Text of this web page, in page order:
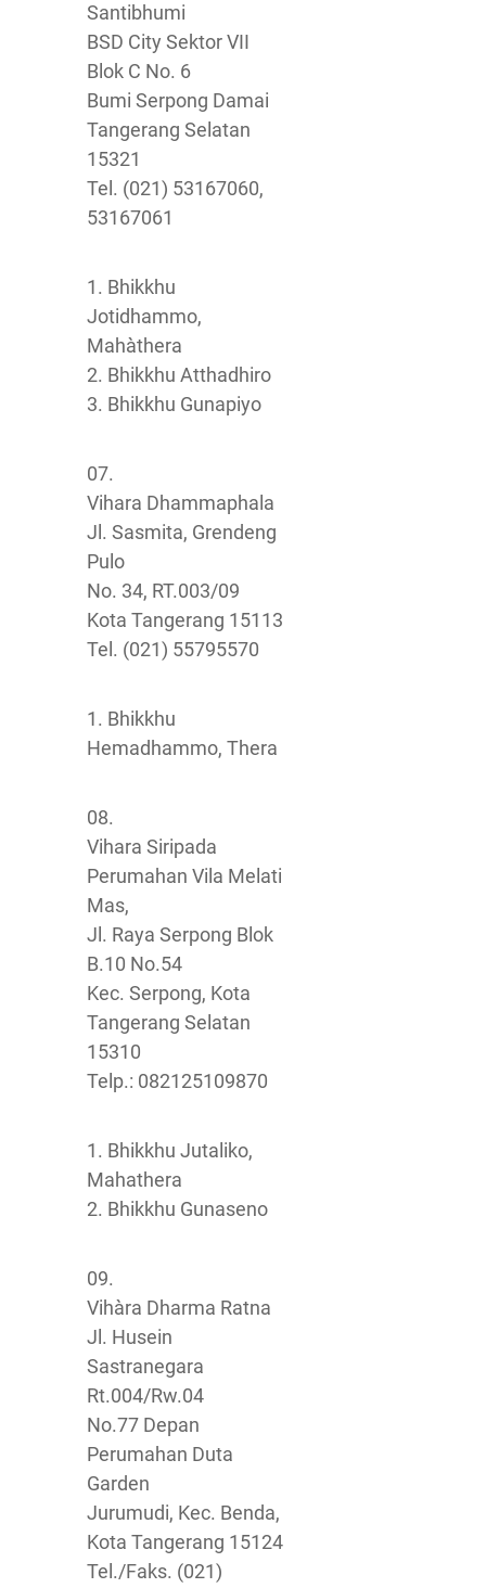
Santibhumi
BSD City Sektor VII
Blok C No. 6
Bumi Serpong Damai
Tangerang Selatan
15321
Tel. (021) 53167060,
53167061
1. Bhikkhu
Jotidhammo,
Mahàthera
2. Bhikkhu Atthadhiro
3. Bhikkhu Gunapiyo
07.
Vihara Dhammaphala
Jl. Sasmita, Grendeng
Pulo
No. 34, RT.003/09
Kota Tangerang 15113
Tel. (021) 55795570
1. Bhikkhu
Hemadhammo, Thera
08.
Vihara Siripada
Perumahan Vila Melati
Mas,
Jl. Raya Serpong Blok
B.10 No.54
Kec. Serpong, Kota
Tangerang Selatan
15310
Telp.: 082125109870
1. Bhikkhu Jutaliko,
Mahathera
2. Bhikkhu Gunaseno
09.
Vihàra Dharma Ratna
Jl. Husein
Sastranegara
Rt.004/Rw.04
No.77 Depan
Perumahan Duta
Garden
Jurumudi, Kec. Benda,
Kota Tangerang 15124
Tel./Faks. (021)